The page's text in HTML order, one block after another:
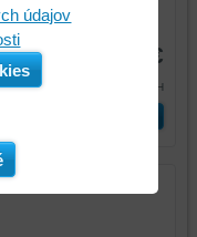
64,98 €
s DPH
údajov